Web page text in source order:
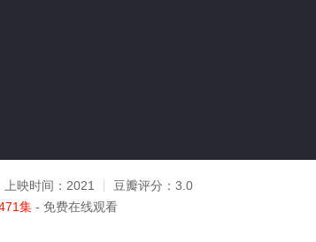
上映时间： 2021 豆瓣评分： 3.0
集 - 免费在线观看